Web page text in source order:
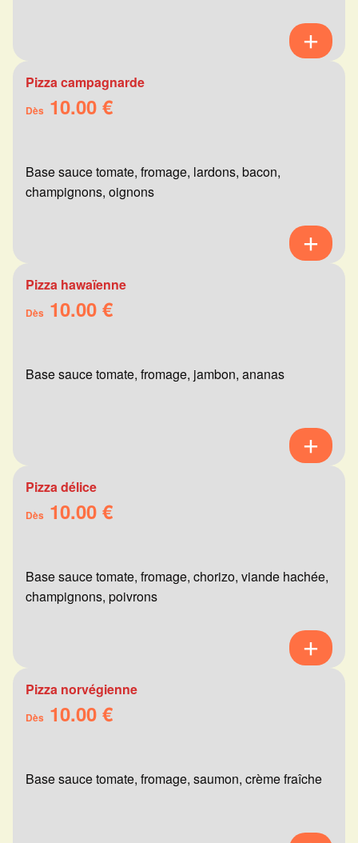
Pizza campagnarde
Dès 10.00 €
Base sauce tomate, fromage, lardons, bacon,
champignons, oignons
Pizza hawaïenne
Dès 10.00 €
Base sauce tomate, fromage, jambon, ananas
Pizza délice
Dès 10.00 €
Base sauce tomate, fromage, chorizo, viande hachée,
champignons, poivrons
Pizza norvégienne
Dès 10.00 €
Base sauce tomate, fromage, saumon, crème fraîche